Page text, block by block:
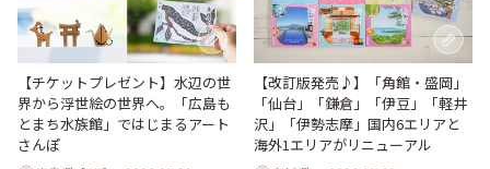
【チケットプレゼント】水辺の世
界から浮世絵の世界へ。「広島も
とまち水族館」ではじまるアート
さんぽ
【改訂版発売♪】「角館・盛岡」
「仙台」「鎌倉」「伊豆」「軽井
沢」「伊勢志摩」国内6エリアと
海外1エリアがリニューアル